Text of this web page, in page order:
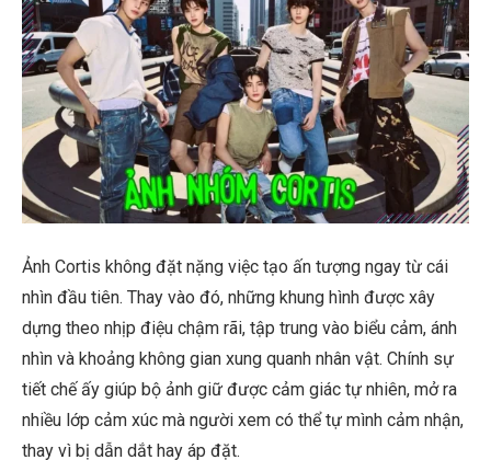
Ảnh Cortis không đặt nặng việc tạo ấn tượng ngay từ cái
nhìn đầu tiên. Thay vào đó, những khung hình được xây
dựng theo nhịp điệu chậm rãi, tập trung vào biểu cảm, ánh
nhìn và khoảng không gian xung quanh nhân vật. Chính sự
tiết chế ấy giúp bộ ảnh giữ được cảm giác tự nhiên, mở ra
nhiều lớp cảm xúc mà người xem có thể tự mình cảm nhận,
thay vì bị dẫn dắt hay áp đặt.